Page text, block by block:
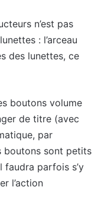
n’est pas
: l’arceau
des lunettes, ce
boutons volume
de titre (avec
par
boutons sont petits
parfois s’y
l’action